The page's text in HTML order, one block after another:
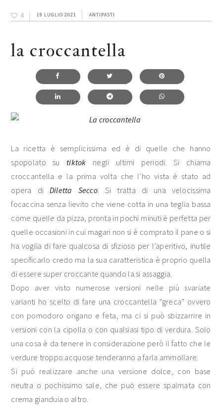
4 19 LUGLIO 2021 ANTIPASTI
la croccantella
La ricetta è semplicissima ed è di quelle che hanno
spopolato su tiktok negli ultimi periodi. Si chiama
croccantella e la prima volta che l’ho vista è stato ad
opera di Diletta Secco. Si tratta di una velocissima
focaccina senza lievito che viene cotta in una teglia bassa
come quelle da pizza, pronta in pochi minuti è perfetta per
quelle occasioni in cui magari non si è comprato il pane o si
ha voglia di fare qualcosa di sfizioso per l’aperitivo, inutile
specificarlo credo ma la sua caratteristica è proprio quella
di essere super croccante quando la si assaggia.
Dopo aver visto numerose versioni nelle più svariate
varianti ho scelto di fare una croccantella “greca” ovvero
con pomodoro origano e feta, ma ci si può sbizzarrire in
versioni con la cipolla o con qualsiasi tipo di verdura. Solo
una cosa è da tenere in considerazione però il fatto che le
verdure troppo acquose tenderanno a farla ammollare.
Si può realizzare anche una versione dolce, con base
neutra o pochissimo sale, che può essere spalmata con
crema gianduia o altro.